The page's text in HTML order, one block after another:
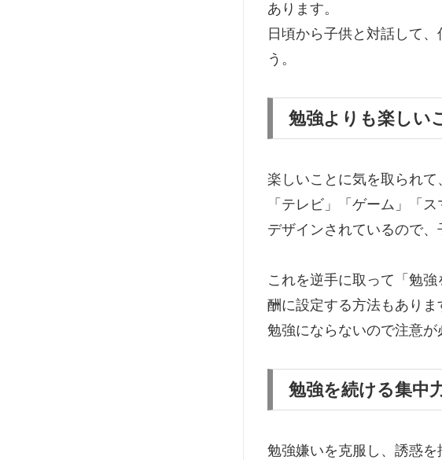
あります。
日頃から子供と対話して
う。
勉強よりも楽しい
楽しいことに気を取られて
「テレビ」「ゲーム」「
デザインされているので、
これを逆手に取って「勉
酬に設定する方法もあり
勉強にならないので注意が
勉強を続ける集中
勉強嫌いを克服し、誘惑